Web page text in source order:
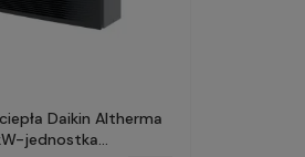
Daikin Altherma
jednostka